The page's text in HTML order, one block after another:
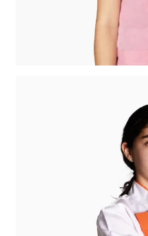
cuando sea
cumplir con las leyes
Enlaces a otros sitios
control. No somos
de privacidad de estos
recomendamos que
privacidad antes de
información personal.
Cambios en